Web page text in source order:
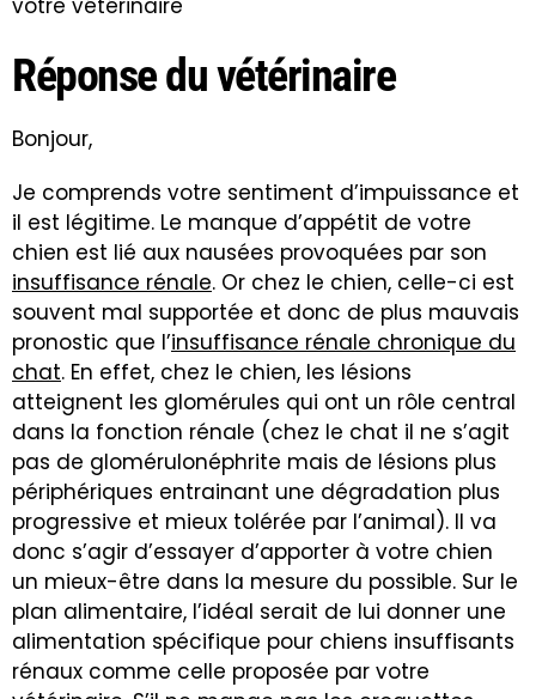
Réponse du vétérinaire
Bonjour,
Je comprends votre sentiment d’impuissance et
il est légitime. Le manque d’appétit de votre
chien est lié aux nausées provoquées par son
insuffisance rénale. Or chez le chien, celle-ci est
souvent mal supportée et donc de plus mauvais
pronostic que l’insuffisance rénale chronique du
chat. En effet, chez le chien, les lésions
atteignent les glomérules qui ont un rôle central
dans la fonction rénale (chez le chat il ne s’agit
pas de glomérulonéphrite mais de lésions plus
périphériques entrainant une dégradation plus
progressive et mieux tolérée par l’animal). Il va
donc s’agir d’essayer d’apporter à votre chien
un mieux-être dans la mesure du possible. Sur le
plan alimentaire, l’idéal serait de lui donner une
alimentation spécifique pour chiens insuffisants
rénaux comme celle proposée par votre